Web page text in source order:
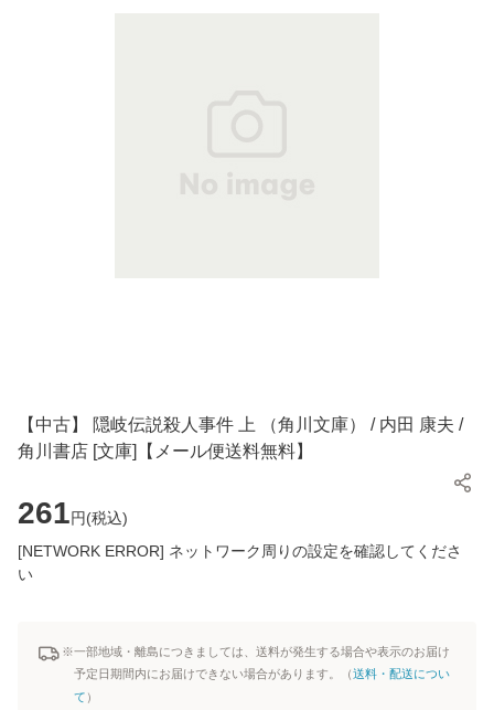
【中古】 隠岐伝説殺人事件 上 （角川文庫） / 内田 康夫 /
角川書店 [文庫]【メール便送料無料】
261円(税込)
[NETWORK ERROR] ネットワーク周りの設定を確認してくださ
い
※一部地域・離島につきましては、送料が発生する場合や表示のお届け
予定日期間内にお届けできない場合があります。（送料・配送につい
て ）